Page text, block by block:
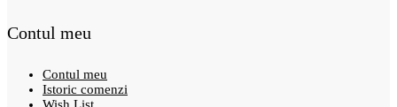
Contul meu
Contul meu
Istoric comenzi